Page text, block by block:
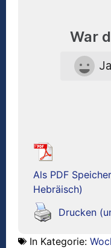
War
Als PDF
Hebräisch)
Drucken
In Kategorie: